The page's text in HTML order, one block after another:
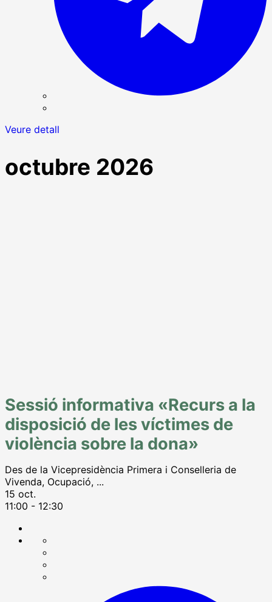
Veure detall
octubre 2026
Sessió informativa «Recurs a la
disposició de les víctimes de
violència sobre la dona»
Des de la Vicepresidència Primera i Conselleria de
Vivenda, Ocupació, ...
15 oct.
11:00 - 12:30